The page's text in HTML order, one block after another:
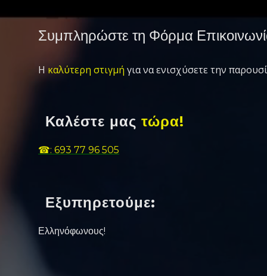
Συμπληρώστε τη Φόρμα
Η καλύτερη στιγμή για να ενισχύσετε την
Καλέστε μας τώρα!
☎: 693 77 96 505
Εξυπηρετούμε:
Ελληνόφωνους!